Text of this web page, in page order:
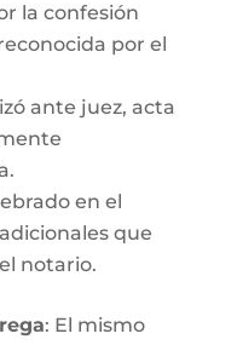
la confesión
por el
ante juez, acta
en el
que
notario.
: El mismo